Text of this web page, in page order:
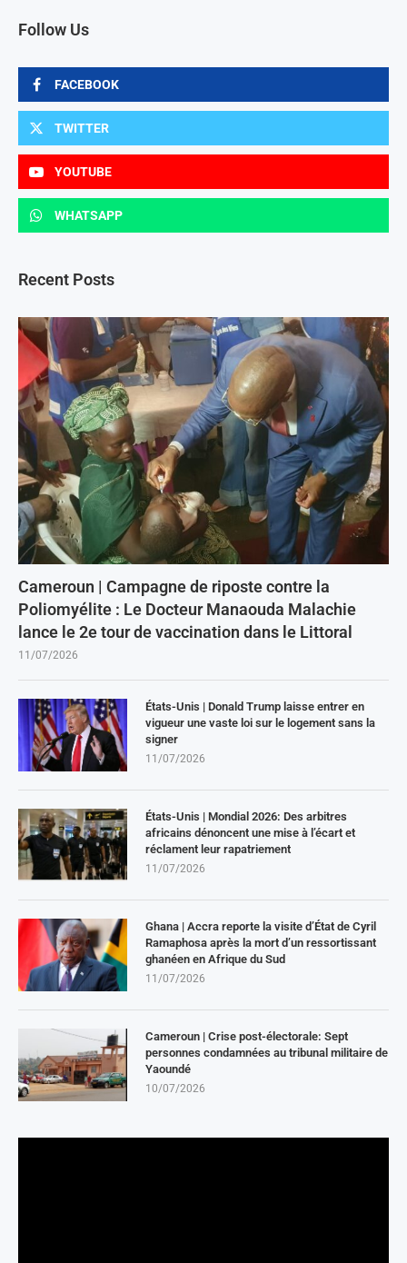
Follow Us
FACEBOOK
TWITTER
YOUTUBE
WHATSAPP
Recent Posts
Cameroun | Campagne de riposte contre la
Poliomyélite : Le Docteur Manaouda Malachie
lance le 2e tour de vaccination dans le Littoral
11/07/2026
États-Unis | Donald Trump laisse entrer en
vigueur une vaste loi sur le logement sans la
signer
11/07/2026
États-Unis | Mondial 2026: Des arbitres
africains dénoncent une mise à l’écart et
réclament leur rapatriement
11/07/2026
Ghana | Accra reporte la visite d’État de Cyril
Ramaphosa après la mort d’un ressortissant
ghanéen en Afrique du Sud
11/07/2026
Cameroun | Crise post-électorale: Sept
personnes condamnées au tribunal militaire de
Yaoundé
10/07/2026